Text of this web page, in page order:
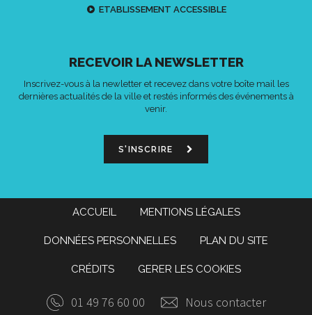
ETABLISSEMENT ACCESSIBLE
RECEVOIR LA NEWSLETTER
Inscrivez-vous à la newletter et recevez dans votre boîte mail les
dernières actualités de la ville et restés informés des événements à
venir.
S'INSCRIRE
ACCUEIL MENTIONS LÉGALES
DONNÉES PERSONNELLES PLAN DU SITE
CRÉDITS GERER LES COOKIES
01 49 76 60 00 Nous contacter